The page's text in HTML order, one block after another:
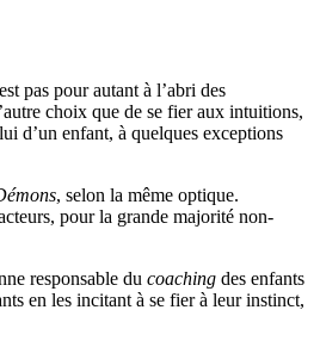
pas pour autant à l’abri des
choix que de se fier aux intuitions,
d’un enfant, à quelques exceptions
, selon la même optique.
pour la grande majorité non-
responsable du coaching des enfants
en les incitant à se fier à leur instinct,